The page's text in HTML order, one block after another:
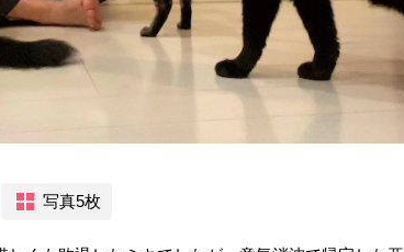
写真5枚